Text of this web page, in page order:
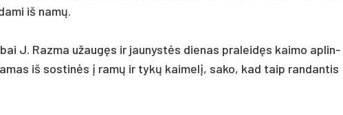
iš namų.
J. Raz­ma užaugęs ir jau­nystės die­nas pra­leidęs kai­mo ap­lin­
iš sos­tinės į ramų ir tykų kai­melį, sa­ko, kad taip ran­dan­tis